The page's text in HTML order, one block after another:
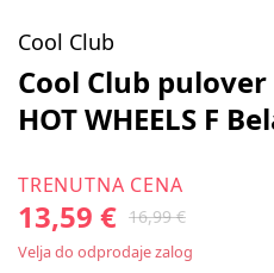
Cool Club
Cool Club pulover
HOT WHEELS F
TRENUTNA CENA
13,59 € 16,99 €
Velja do odprodaje zalog